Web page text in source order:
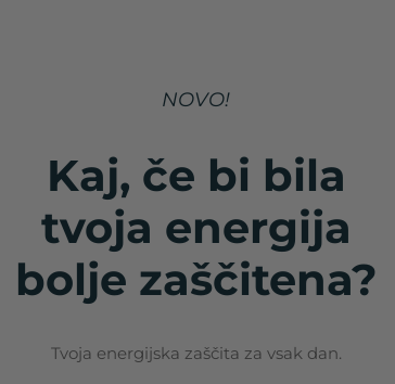
NOVO!
Kaj, če bi bila
tvoja energija
bolje zaščitena?
Tvoja energijska zaščita za vsak dan.
NOVO!
Kaj, če bi bila
tvoja energija
bolje zaščitena?
Tvoja energijska zaščita za vsak dan.